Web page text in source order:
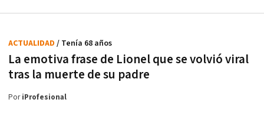
La emotiva frase de Lionel que se volvió viral
tras la muerte de su padre
ACTUALIDAD / Tenía 68 años
PoriProfesional